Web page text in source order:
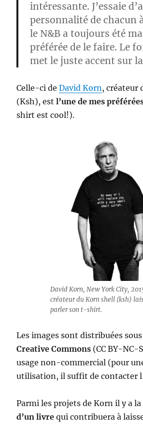
intéressante. J’essaie
personnalité de chacun
le N&B a toujours été
préférée de le faire. Le
met le juste accent sur
Celle-ci deDavid Korn, créateur
(Ksh), estl’une de mes
shirt est cool!).
David Korn, New York City,
créateur du Korn shell (ksh)
parler son t-shirt.
Les images sont distribuées
Creative Commons (CC BY-NC-
usage non-commercial (pour
utilisation, il suffit de contacter
Parmi les projets de Korn il y a
d’un livre qui contribuera à